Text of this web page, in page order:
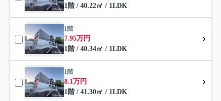
1階 / 40.22㎡ / 1LDK
1階
7.95万円
1階 / 40.34㎡ / 1LDK
1階
8.1万円
1階 / 41.30㎡ / 1LDK